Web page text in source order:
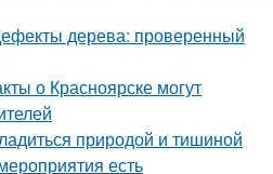
дерева: проверенный
о Красноярске могут
природой и тишиной
есть